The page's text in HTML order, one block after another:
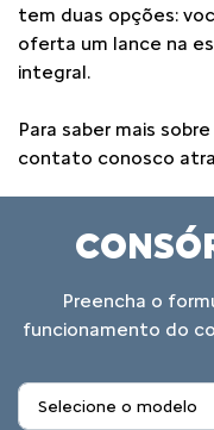
tem duas opções:
oferta um lance na
integral.
Para saber mais
contato conosco
Preencha o
funcionamento do